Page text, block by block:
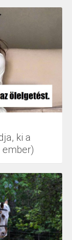
ki a
ember)